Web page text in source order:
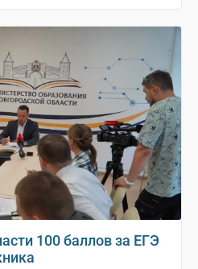
100 баллов за ЕГЭ